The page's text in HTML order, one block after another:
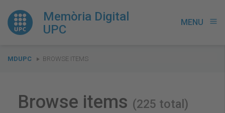
Memòria Digital
UPC
MENU menu
You
MDUPC BROWSE ITEMS
Browse items (225 total)